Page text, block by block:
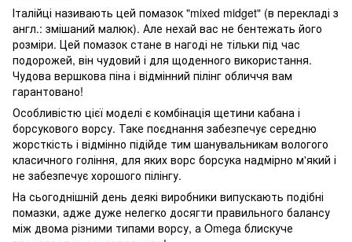
Італійці називають цей помазок "mixed midget" (в перекладі з
англ.: змішаний малюк). Але нехай вас не бентежать його
розміри. Цей помазок стане в нагоді не тільки під час
подорожей, він чудовий і для щоденного використання.
Чудова вершкова піна і відмінний пілінг обличчя вам
гарантовано!
Особливістю цієї моделі є комбінація щетини кабана і
борсукового ворсу. Таке поєднання забезпечує середню
жорсткість і відмінно підійде тим шанувальникам вологого
класичного гоління, для яких ворс борсука надмірно м'який і
не забезпечує хорошого пілінгу.
На сьогоднішній день деякі виробники випускають подібні
помазки, адже дуже нелегко досягти правильного балансу
між двома різними типами ворсу, а Omega блискуче